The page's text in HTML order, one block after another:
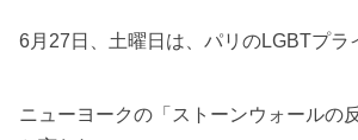
6月27日、土曜日は、パリのLGBTプラ
ニューヨークの「ストーンウォールの